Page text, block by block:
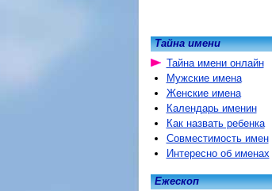
Тайна имени
Тайна имени онлайн
Мужские имена
Женские имена
Календарь именин
Как назвать ребенка
Совместимость имен
Интересно об именах
Ежескоп